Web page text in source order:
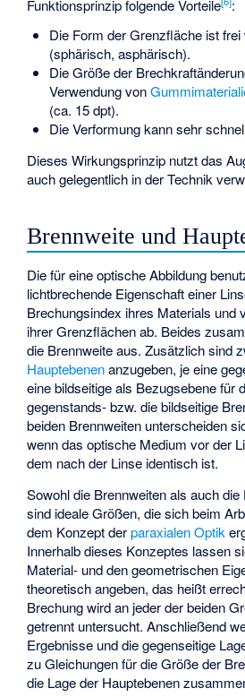
Funktionsprinzip folgende Vorteile
:
Die Form der Grenzfläche ist frei
(sphärisch, asphärisch).
Die Größe der
Verwendung von
(ca. 15 dpt).
Die Verformung kann sehr
Dieses Wirkungsprinzip nutzt das
auch gelegentlich in der Technik
Brennweite und
Die für eine optische Abbildung
lichtbrechende Eigenschaft einer
Brechungsindex ihres Materials und
ihrer Grenzflächen ab. Beides
die Brennweite aus. Zusätzlich sind
Hauptebenenanzugeben, je eine
eine bildseitige als Bezugsebene für
gegenstands- bzw. die bildseitige
beiden Brennweiten unterscheiden
wenn das optische Medium vor der
dem nach der Linse identisch ist.
Sowohl die Brennweiten als auch die
sind ideale Größen, die sich beim
dem Konzept derparaxialen Optik
Innerhalb dieses Konzeptes lassen
Material- und den geometrischen
theoretisch angeben, das heißt
Brechung wird an jeder der beiden
getrennt untersucht. Anschließend
Ergebnisse und die gegenseitige
zu Gleichungen für die Größe der
die Lage der Hauptebenen